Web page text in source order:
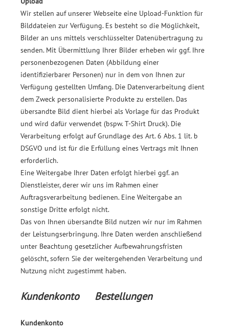
Wir stellen auf unserer Webseite eine Upload-Funktion für
Bilddateien zur Verfügung. Es besteht so die Möglichkeit,
Bilder an uns mittels verschlüsselter Datenübertragung zu
senden. Mit Übermittlung Ihrer Bilder erheben wir ggf. Ihre
personenbezogenen Daten (Abbildung einer
identifizierbarer Personen) nur in dem von Ihnen zur
Verfügung gestellten Umfang. Die Datenverarbeitung dient
dem Zweck personalisierte Produkte zu erstellen. Das
übersandte Bild dient hierbei als Vorlage für das Produkt
und wird dafür verwendet (bspw. T-Shirt Druck). Die
Verarbeitung erfolgt auf Grundlage des Art. 6 Abs. 1 lit. b
DSGVO und ist für die Erfüllung eines Vertrags mit Ihnen
erforderlich.
Eine Weitergabe Ihrer Daten erfolgt hierbei ggf. an
Dienstleister, derer wir uns im Rahmen einer
Auftragsverarbeitung bedienen. Eine Weitergabe an
sonstige Dritte erfolgt nicht.
Das von Ihnen übersandte Bild nutzen wir nur im Rahmen
der Leistungserbringung. Ihre Daten werden anschließend
unter Beachtung gesetzlicher Aufbewahrungsfristen
gelöscht, sofern Sie der weitergehenden Verarbeitung und
Nutzung nicht zugestimmt haben.
Kundenkonto Bestellungen
Kundenkonto